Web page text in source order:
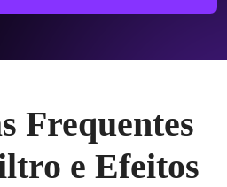
Frequentes
e Efeitos